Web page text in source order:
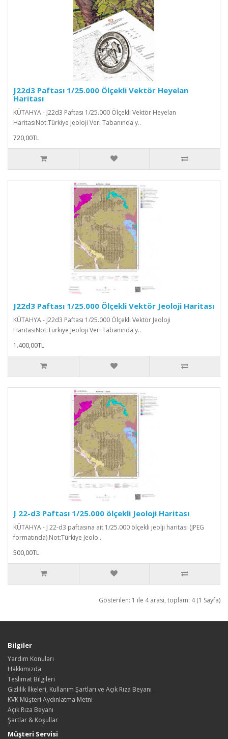
J22d3 Paftası 1/25.000 Ölçekli Vektör Heyelan
Haritası
KÜTAHYA - J22d3 Paftası 1/25.000 Ölçekli Vektör Heyelan
HaritasıNot:Türkiye Jeoloji Veri Tabanında y..
720,00TL
J22d3 Paftası 1/25.000 Ölçekli Vektör Jeoloji Haritası
KÜTAHYA - J22d3 Paftası 1/25.000 Ölçekli Vektör Jeoloji
HaritasıNot:Türkiye Jeoloji Veri Tabanında y..
1.400,00TL
J 22-d3 Paftası 1/25.000 ölçekli Jeoloji Haritası
KÜTAHYA - J 22-d3 paftasına ait 1/25.000 ölçekli jeolji haritası (JPEG
formatında).Not:Türkiye Jeolo..
500,00TL
Gösterilen: 1 ile 4 arası, toplam: 4 (1 Sayfa)
Bilgiler
Yardım Konuları
Hakkımızda
Teslimat Bilgileri
Gizlilik İlkeleri, Kullanım Şartları ve Açık Rıza Beyanı
KVK Müşteri Aydınlatma Metni
Açık Rıza Beyanı
Şartlar & Koşullar
Müşteri Servisi